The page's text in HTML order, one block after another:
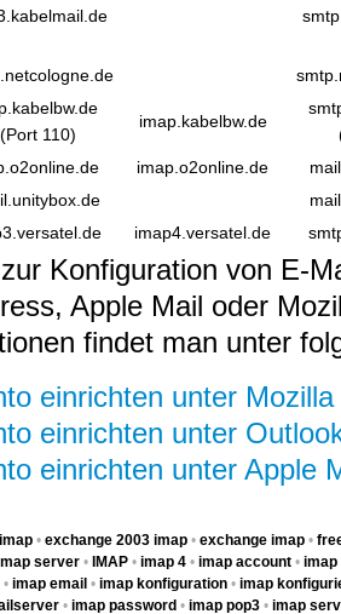
(Port 110)
imap.kabelbw.de
imap.o2online.de
imap4.versatel.de
Konfiguration von E-
Apple Mail oder
findet man unter
einrichten unter
einrichten unter
einrichten unter Apple
• exchange 2003 imap • exchange imap •
server • IMAP • imap 4 • imap account • imap
• imap email • imap konfiguration • imap
• imap password • imap pop3 • imap